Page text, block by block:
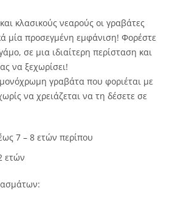
κλασικούς νεαρούς οι γραβάτες
μία προσεγμένη εμφάνιση! Φορέστε
σε μια ιδιαίτερη περίσταση και
να ξεχωρίσει!
γραβάτα που φοριέται με
να χρειάζεται να τη δέσετε σε
7 – 8 ετών περίπου
ετών